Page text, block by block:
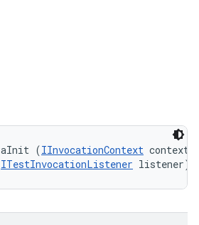
(IInvocationContext
ITestInvocationListener listener)